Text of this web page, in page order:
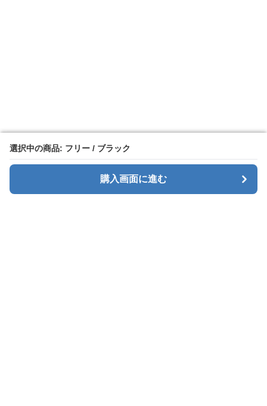
選択中の商品: フリー / ブラック
購入画面に進む
選択中の商品: フリー / ブラック
購入画面に進む